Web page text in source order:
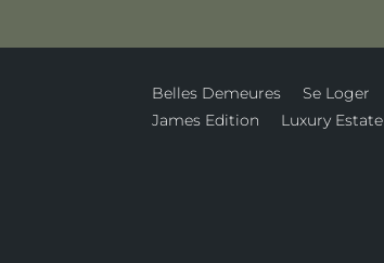
Belles Demeures Se Loger
James Edition
Luxury Estate